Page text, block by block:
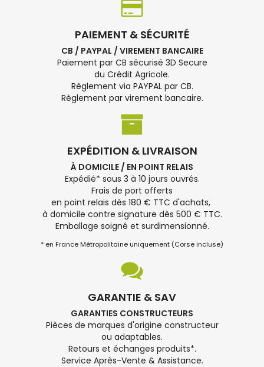
PAIEMENT & SÉCURITÉ
CB / PAYPAL / VIREMENT BANCAIRE
Paiement par CB sécurisé 3D Secure
du Crédit Agricole.
Règlement via PAYPAL par CB.
Règlement par virement bancaire.
EXPÉDITION & LIVRAISON
À DOMICILE / EN POINT RELAIS
Expédié* sous 3 à 10 jours ouvrés.
Frais de port offerts
en point relais dès 180 € TTC d'achats,
à domicile contre signature dès 500 € TTC.
Emballage soigné et surdimensionné.
* en France Métropolitaine uniquement (Corse incluse)
GARANTIE & SAV
GARANTIES CONSTRUCTEURS
Pièces de marques d'origine constructeur
ou adaptables.
Retours et échanges produits*.
Service Après-Vente & Assistance.